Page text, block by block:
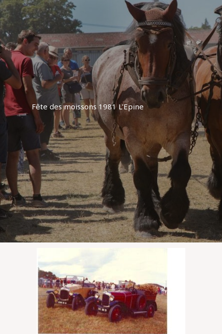
Fête des moissons 1981 L'Epine